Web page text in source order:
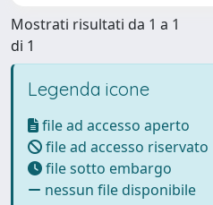
Mostrati risultati da 1 a 1
di 1
Legenda icone
file ad accesso aperto
file ad accesso riservato
file sotto embargo
nessun file disponibile